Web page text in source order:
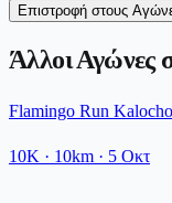
Επιστροφή στους
Άλλοι Αγώνες
Flamingo Run
10K · 10km · 5 Οκτ